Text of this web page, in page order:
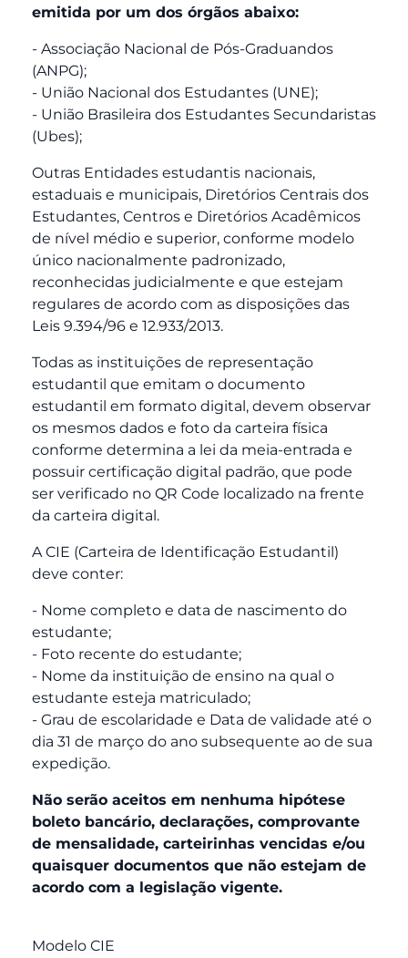
emitida por um dos órgãos abaixo:
- Associação Nacional de Pós-Graduandos
(ANPG);
- União Nacional dos Estudantes (UNE);
- União Brasileira dos Estudantes Secundaristas
(Ubes);
Outras Entidades estudantis nacionais,
estaduais e municipais, Diretórios Centrais dos
Estudantes, Centros e Diretórios Acadêmicos
de nível médio e superior, conforme modelo
único nacionalmente padronizado,
reconhecidas judicialmente e que estejam
regulares de acordo com as disposições das
Leis 9.394/96 e 12.933/2013.
Todas as instituições de representação
estudantil que emitam o documento
estudantil em formato digital, devem observar
os mesmos dados e foto da carteira física
conforme determina a lei da meia-entrada e
possuir certificação digital padrão, que pode
ser verificado no QR Code localizado na frente
da carteira digital.
A CIE (Carteira de Identificação Estudantil)
deve conter:
- Nome completo e data de nascimento do
estudante;
- Foto recente do estudante;
- Nome da instituição de ensino na qual o
estudante esteja matriculado;
- Grau de escolaridade e Data de validade até o
dia 31 de março do ano subsequente ao de sua
expedição.
Não serão aceitos em nenhuma hipótese
boleto bancário, declarações, comprovante
de mensalidade, carteirinhas vencidas e/ou
quaisquer documentos que não estejam de
acordo com a legislação vigente.
Modelo CIE